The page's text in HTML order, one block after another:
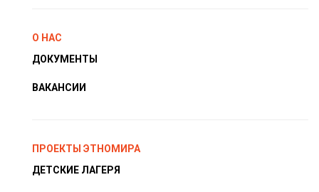
О НАС
ДОКУМЕНТЫ
ВАКАНСИИ
ПРОЕКТЫ ЭТНОМИРА
ДЕТСКИЕ ЛАГЕРЯ